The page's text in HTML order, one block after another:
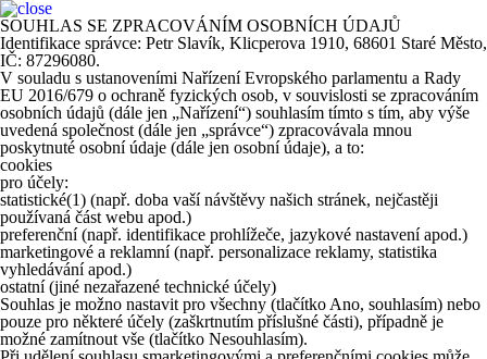
SOUHLAS SE ZPRACOVÁNÍM OSOBNÍCH ÚDAJŮ
Identifikace správce: Petr Slavík, Klicperova 1910, 68601 Staré Město,
IČ: 87296080.
V souladu s ustanoveními Nařízení Evropského parlamentu a Rady
EU 2016/679 o ochraně fyzických osob, v souvislosti se zpracováním
osobních údajů (dále jen „Nařízení“) souhlasím tímto s tím, aby výše
uvedená společnost (dále jen „správce“) zpracovávala mnou
poskytnuté osobní údaje (dále jen osobní údaje), a to:
cookies
pro účely:
statistické(1) (např. doba vaší návštěvy našich stránek, nejčastěji
používaná část webu apod.)
preferenční (např. identifikace prohlížeče, jazykové nastavení apod.)
marketingové a reklamní (např. personalizace reklamy, statistika
vyhledávání apod.)
ostatní (jiné nezařazené technické účely)
Souhlas je možno nastavit pro všechny (tlačítko Ano, souhlasím) nebo
pouze pro některé účely (zaškrtnutím příslušné části), případně je
možné zamítnout vše (tlačítko Nesouhlasím).